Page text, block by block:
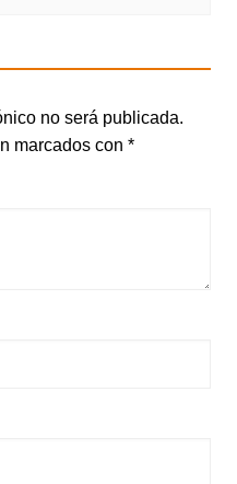
no será publicada.
marcados con *